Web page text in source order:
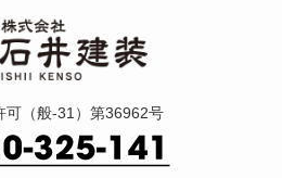
可（般-31）第36962号